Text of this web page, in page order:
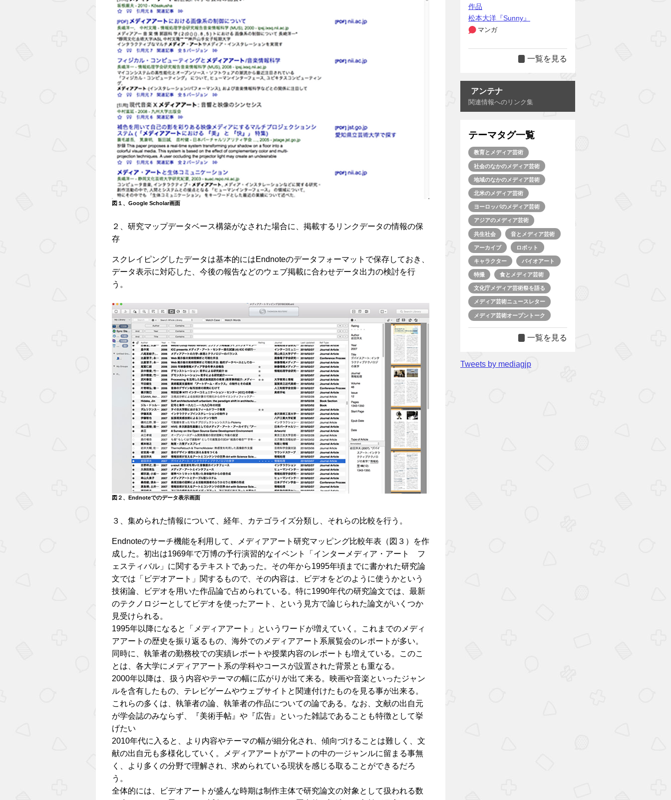
図１、Google Scholar画面
２、研究マップデータベース構築がなされた場合に、掲載するリンクデータの情報の保
存
スクレイピングしたデータは基本的にはEndnoteのデータフォーマットで保存しておき、
データ表示に対応した、今後の報告などのウェブ掲載に合わせデータ出力の検討を行
う。
図２、Endnoteでのデータ表示画面
３、集められた情報について、経年、カテゴライズ分類し、それらの比較を行う。
Endnoteのサーチ機能を利用して、メディアアート研究マッピング比較年表（図３）を作
成した。初出は1969年で万博の予行演習的なイベント「インターメディア・アート フ
ェスティバル」に関するテキストであった。その年から1995年頃までに書かれた研究論
文では「ビデオアート」関するもので、その内容は、ビデオをどのように使うかという
技術論、ビデオを用いた作品論で占められている。特に1990年代の研究論文では、最新
のテクノロジーとしてビデオを使ったアート、という見方で論じられた論文がいくつか
見受けられる。
1995年以降になると「メディアアート」というワードが増えていく。これまでのメディ
アアートの歴史を振り返るもの、海外でのメディアアート系展覧会のレポートが多い。
同時に、執筆者の勤務校での実績レポートや授業内容のレポートも増えている。このこ
とは、各大学にメディアアート系の学科やコースが設置された背景とも重なる。
2000年以降は、扱う内容やテーマの幅に広がりが出て来る。映画や音楽といったジャン
ルを含有したもの、テレビゲームやウェブサイトと関連付けたものを見る事が出来る。
これらの多くは、執筆者の論、執筆者の作品についての論である。なお、文献の出自元
が学会誌のみならず、『美術手帖』や『広告』といった雑誌であることも特徴として挙
げたい
2010年代に入ると、より内容やテーマの幅が細分化され、傾向づけることは難しく、文
献の出自元も多様化していく。メディアアートがアートの中の一ジャンルに留まる事無
く、より多くの分野で理解され、求められている現状を感じる取ることができるだろ
う。
全体的には、ビデオアートが盛んな時期は制作主体で研究論文の対象として扱われる数
作品
松本大洋『Sunny』
マンガ
一覧を見る
アンテナ
関連情報へのリンク集
テーマタグ一覧
教育とメディア芸術
社会のなかのメディア芸術
地域のなかのメディア芸術
北米のメディア芸術
ヨーロッパのメディア芸術
アジアのメディア芸術
共生社会 音とメディア芸術
アーカイブ ロボット
キャラクター バイオアート
特撮 食とメディア芸術
文化庁メディア芸術祭を語る
メディア芸術ニュースレター
メディア芸術オープントーク
一覧を見る
Tweets by mediagjp